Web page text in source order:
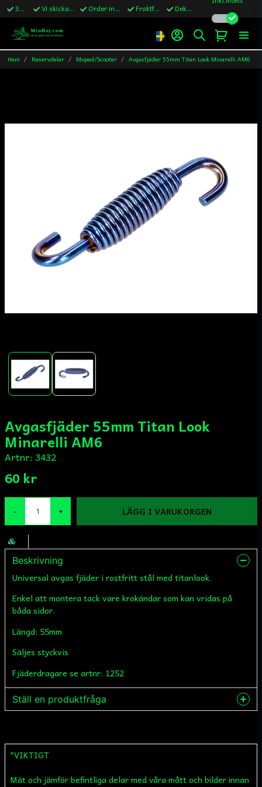
Snabba leveranser Vi skickar till Sverige,Danmark & Finland Order innan kl.13 skickas samma vardag Fraktfritt över 1200kr till Sverige Dekaler ingår i alla ordrar
Hem Reservdelar Moped/Scooter Avgasfjäder 55mm Titan Look Minarelli AM6
Avgasfjäder 55mm Titan Look
Minarelli AM6
Artnr: 3432
60 kr
- + LÄGG I VARUKORGEN
Beskrivning
Universal avgas fjäder i rostfritt stål med titanlook.
Enkel att montera tack vare krokändar som kan vridas på
båda sidor.
Längd: 55mm
Säljes styckvis
Fjäderdragare se artnr: 1252
Ställ en produktfråga
*VIKTIGT
Mät och jämför befintliga delar med våra mått och bilder innan